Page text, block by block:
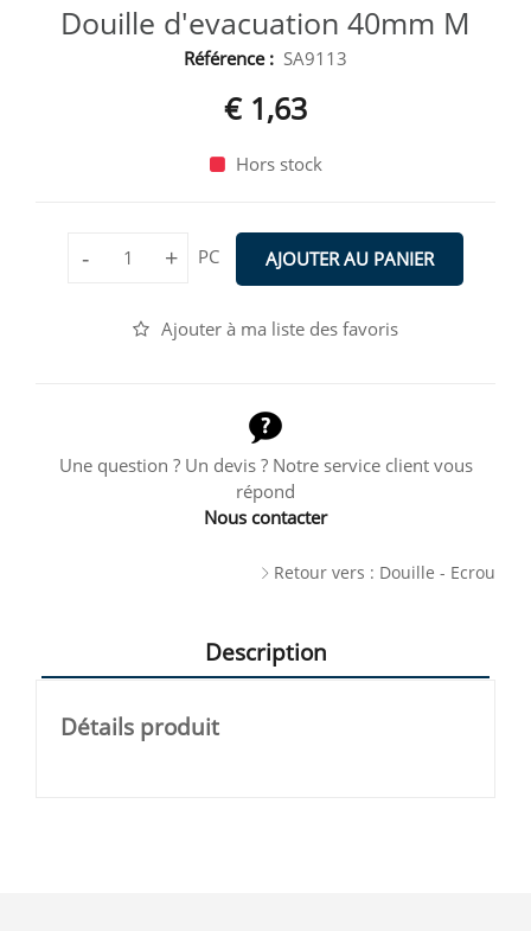
Douille d'evacuation 40mm M
Référence : SA9113
€ 1,63
Hors stock
- + PC AJOUTER AU PANIER
Ajouter à ma liste des favoris
Une question ? Un devis ? Notre service client vous
répond
Nous contacter
Retour vers : Douille - Ecrou
Description
Détails produit